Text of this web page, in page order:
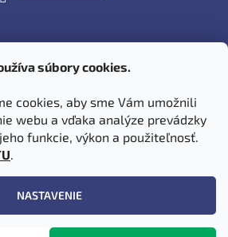
súbory cookies.
cookies, aby sme Vám umožnili
webu a vďaka analýze prevádzky
funkcie, výkon a použiteľnosť.
.
NASTAVENIE
online platby
. Všetky práva vyhradené.